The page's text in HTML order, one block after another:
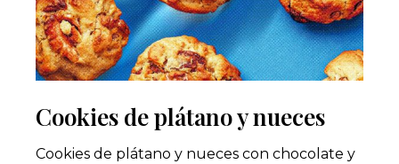
Cookies de plátano y nueces
Cookies de plátano y nueces con chocolate y